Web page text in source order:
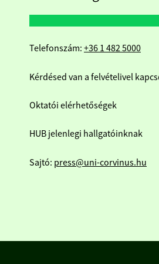
Telefonszám: +36 1 482 5000
Kérdésed van a felvételivel
Oktatói elérhetőségek
HUB jelenlegi hallgatóinknak
Sajtó: press@uni-corvinus.hu